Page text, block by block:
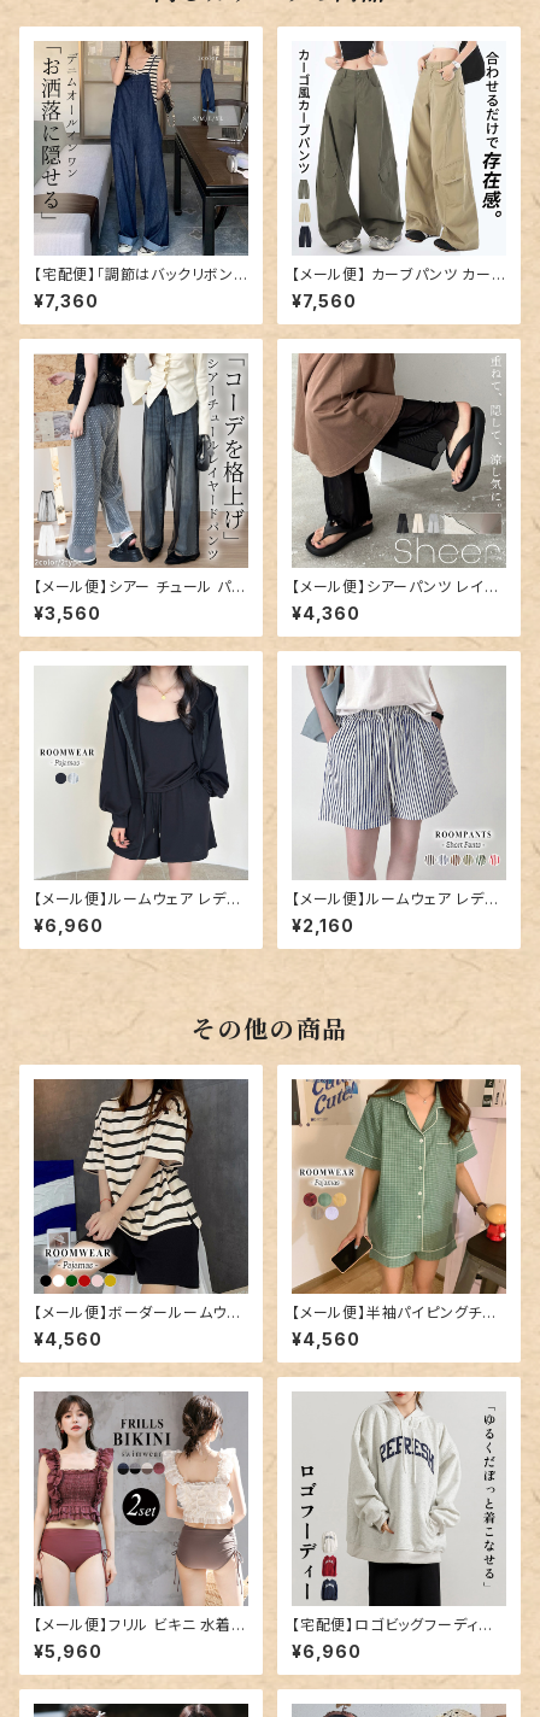
【宅配便】「調節はバックリボンで
ひとまとめ」サロペット デニム
ゆったり ワイド パンツ／pants
622
¥7,360
【メール便】 カーブパンツ カーゴ
風 レディース ボトムス ワイド
ロングパンツ／pants710
¥7,560
【メール便】シアー チュール パン
ツ レディース ワイド レイヤード
パンツ／pants708
¥3,560
【メール便】シアーパンツ レイヤ
ード レディース レギンス ワイド
ペチコート／pants707
¥4,360
【メール便】ルームウェア レディ
ース 上下セット パジャマ 上下
／roomwear285
¥6,960
【メール便】ルームウェア レディ
ース ショートパンツ パンツ スト
ライプ／roomwear289
¥2,160
その他の商品
【メール便】ボーダールームウェ
ア／roomwear191
¥4,560
【メール便】半袖パイピングチェ
ックルームウエア／roomwear
122
¥4,560
【メール便】フリル ビキニ 水着
レディース キャミキニ ハイウエ
スト／hys3269
¥5,960
【宅配便】ロゴビッグフーディー
／tops2070
¥6,960